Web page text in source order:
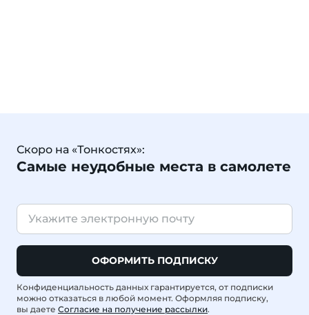
Скоро на «Тонкостях»:
Самые неудобные места в самолете
ОФОРМИТЬ ПОДПИСКУ
Конфиденциальность данных гарантируется, от подписки
можно отказаться в любой момент. Оформляя подписку,
вы даете Согласие на получение рассылки.